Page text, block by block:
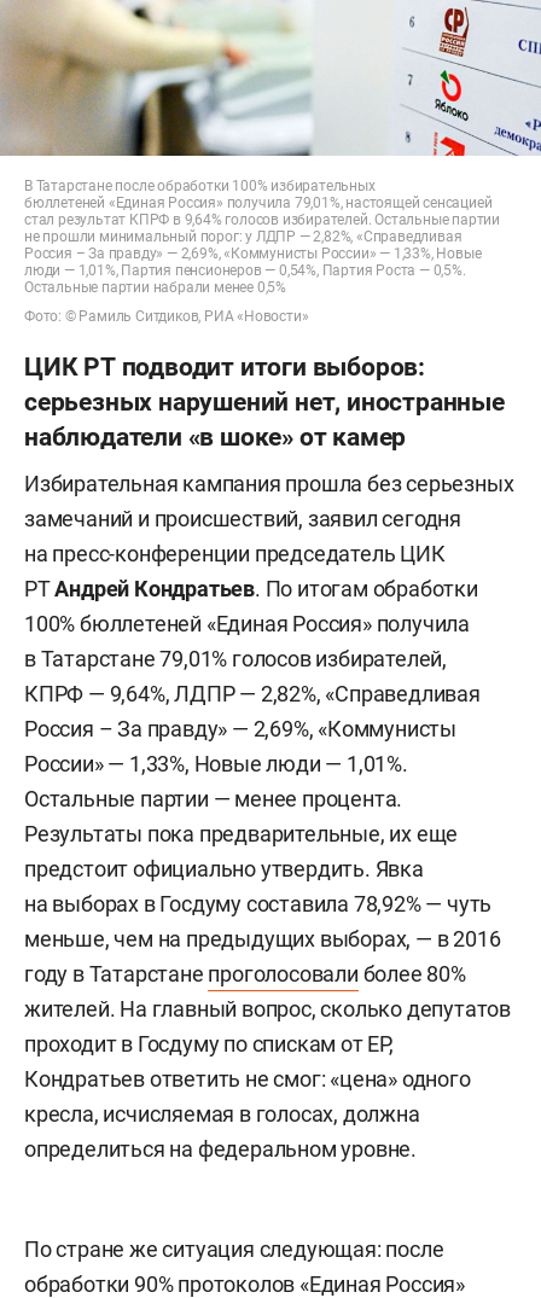
В Татарстане после обработки 100% избирательных
бюллетеней «Единая Россия» получила 79,01%, настоящей сенсацией
стал результат КПРФ в 9,64% голосов избирателей. Остальные партии
не прошли минимальный порог: у ЛДПР — 2,82%, «Справедливая
Россия – За правду» — 2,69%, «Коммунисты России» — 1,33%, Новые
люди — 1,01%, Партия пенсионеров — 0,54%, Партия Роста — 0,5%.
Остальные партии набрали менее 0,5%
Фото: © Рамиль Ситдиков, РИА «Новости»
ЦИК РТ подводит итоги выборов:
серьезных нарушений нет, иностранные
наблюдатели «в шоке» от камер
Избирательная кампания прошла без серьезных
замечаний и происшествий, заявил сегодня
на пресс-конференции председатель ЦИК
РТАндрей Кондратьев. По итогам обработки
100% бюллетеней «Единая Россия» получила
в Татарстане 79,01% голосов избирателей,
КПРФ — 9,64%, ЛДПР — 2,82%, «Справедливая
Россия – За правду» — 2,69%, «Коммунисты
России» — 1,33%, Новые люди — 1,01%.
Остальные партии — менее процента.
Результаты пока предварительные, их еще
предстоит официально утвердить. Явка
на выборах в Госдуму составила 78,92% — чуть
меньше, чем на предыдущих выборах, — в 2016
году в Татарстане проголосовали более 80%
жителей. На главный вопрос, сколько депутатов
проходит в Госдуму по спискам от ЕР,
Кондратьев ответить не смог: «цена» одного
кресла, исчисляемая в голосах, должна
определиться на федеральном уровне.
По стране же ситуация следующая: после
обработки 90% протоколов «Единая Россия»